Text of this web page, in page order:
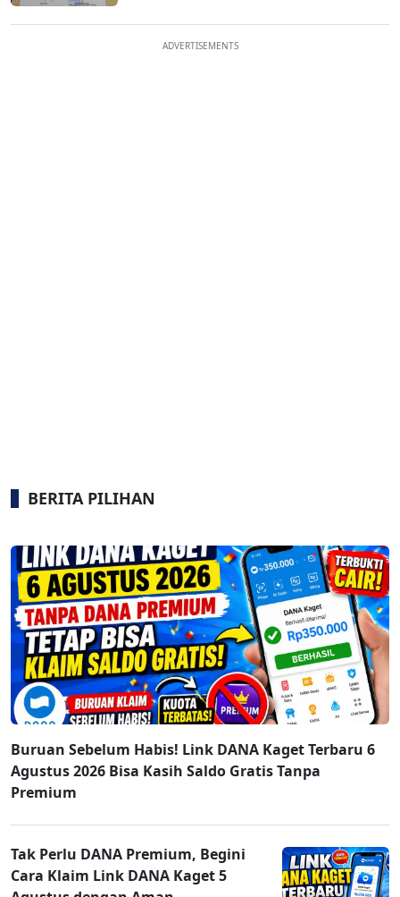
ADVERTISEMENTS
BERITA PILIHAN
Buruan Sebelum Habis! Link DANA Kaget Terbaru 6
Agustus 2026 Bisa Kasih Saldo Gratis Tanpa
Premium
Tak Perlu DANA Premium, Begini
Cara Klaim Link DANA Kaget 5